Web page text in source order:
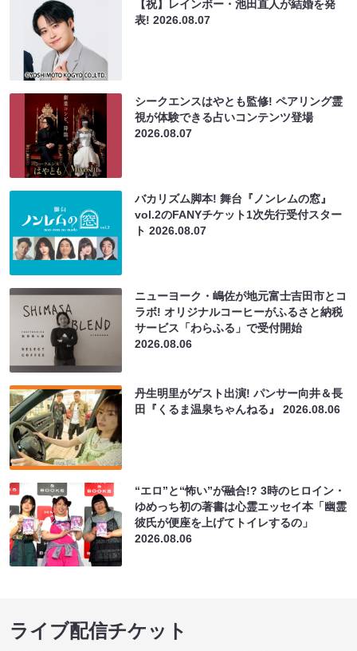
【祝】レインボー・池田直人が結婚を発
表!2026.08.07
シークエンスはやとも監修! ペアリング霊
視が体験できる占いコンテンツ登場
2026.08.07
バカリズム脚本! 舞台『ノンレムの窓』
vol.2のFANYチケット1次先行受付スター
ト2026.08.07
ニューヨーク・嶋佐が地元富士吉田市とコ
ラボ! オリジナルコーヒーがふるさと納税
サービス「わらふる」で受付開始
2026.08.06
丹生明里がゲスト出演! パンサー向井＆長
田『くるま温泉ちゃんねる』2026.08.06
“エロ”と“怖い”が融合!? 3時のヒロイン・
ゆめっち初の著書は心霊エッセイ本「幽霊
彼氏が便座を上げてトイレするの」
2026.08.06
ライブ配信チケット